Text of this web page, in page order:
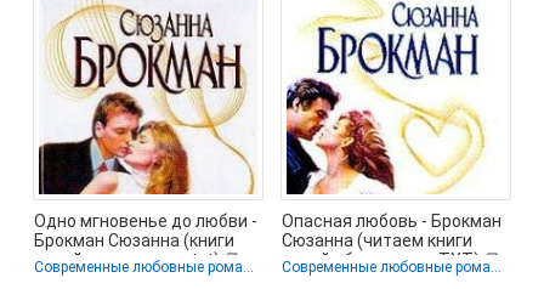
Одно мгновенье до любви -
Брокман Сюзанна (книги
онлайн полностью txt) 📗 Современные любовные романы
Опасная любовь - Брокман
Сюзанна (читаем книги
онлайн бесплатно .TXT) 📗Современные любовные романы